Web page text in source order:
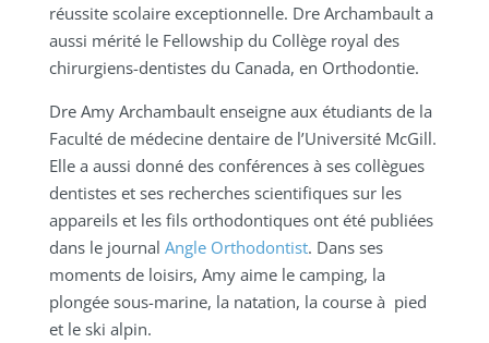
réussite scolaire exceptionnelle. Dre Archambault a
aussi mérité le Fellowship du Collège royal des
chirurgiens-dentistes du Canada, en Orthodontie.
Dre Amy Archambault enseigne aux étudiants de la
Faculté de médecine dentaire de l’Université McGill.
Elle a aussi donné des conférences à ses collègues
dentistes et ses recherches scientifiques sur les
appareils et les fils orthodontiques ont été publiées
dans le journal Angle Orthodontist. Dans ses
moments de loisirs, Amy aime le camping, la
plongée sous-marine, la natation, la course à pied
et le ski alpin.